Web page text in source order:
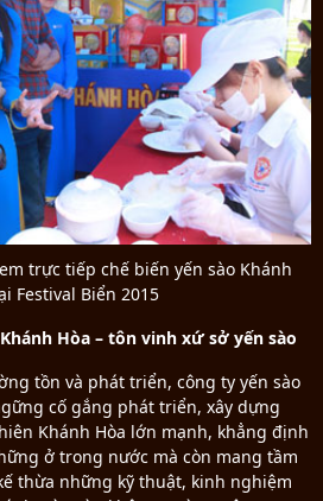
trực tiếp chế biến yến sào Khánh
Festival Biển 2015
Hòa – tôn vinh xứ sở yến sào
tồn và phát triển, công ty yến sào
cố gắng phát triển, xây dựng
Khánh Hòa lớn mạnh, khẳng định
ở trong nước mà còn mang tầm
thừa những kỹ thuật, kinh nghiệm